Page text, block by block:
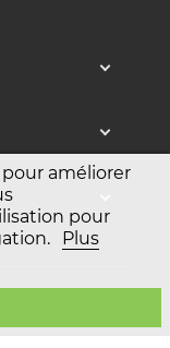
améliorer
pour
Plus